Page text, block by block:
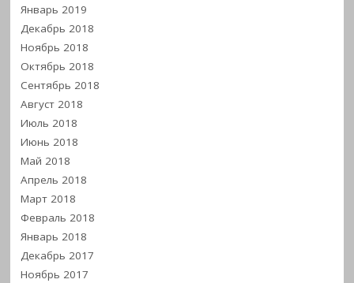
Январь 2019
Декабрь 2018
Ноябрь 2018
Октябрь 2018
Сентябрь 2018
Август 2018
Июль 2018
Июнь 2018
Май 2018
Апрель 2018
Март 2018
Февраль 2018
Январь 2018
Декабрь 2017
Ноябрь 2017